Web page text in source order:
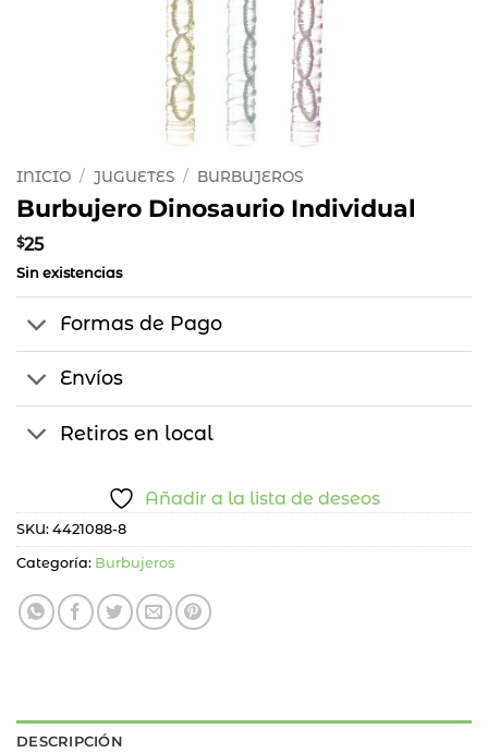
INICIO / JUGUETES / BURBUJEROS
Burbujero Dinosaurio Individual
$25
Sin existencias
Formas de Pago
Envíos
Retiros en local
Añadir a la lista de deseos
SKU: 4421088-8
Categoría: Burbujeros
DESCRIPCIÓN